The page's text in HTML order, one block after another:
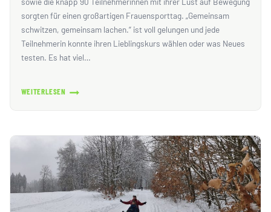
sorgten für einen großartigen Frauensporttag. „Gemeinsam
schwitzen, gemeinsam lachen.“ ist voll gelungen und jede
Teilnehmerin konnte ihren Lieblingskurs wählen oder was Neues
testen. Es hat viel…
WEITERLESEN
FRAUENSPORTTAG
TOLLE
NEUAUFLAGE!